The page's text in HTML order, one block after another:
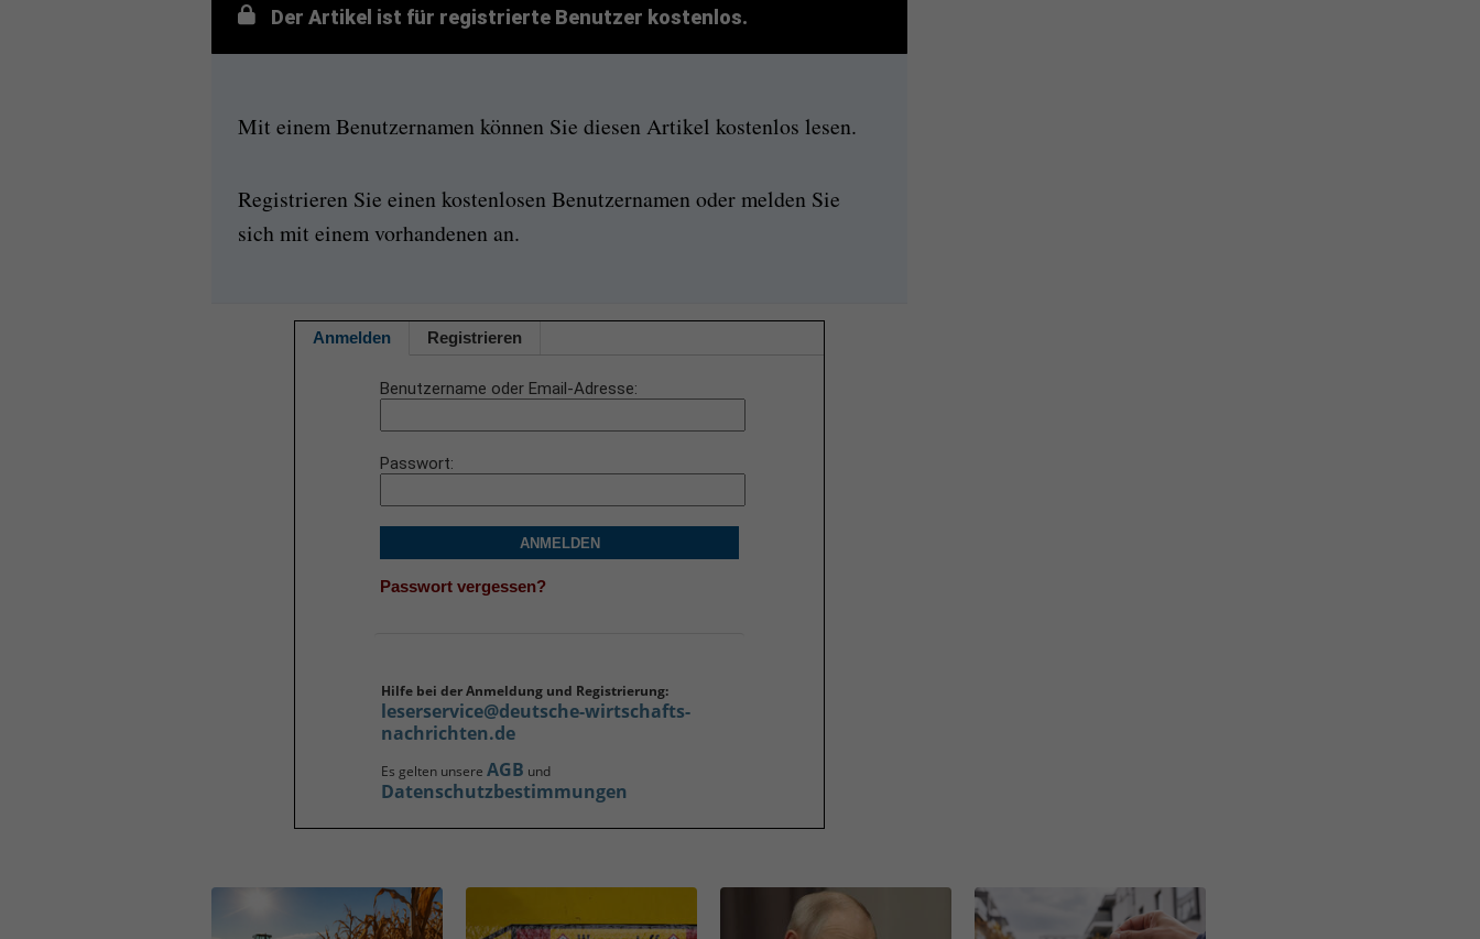
Der Artikel ist für registrierte Benutzer kostenlos.
Mit einem Benutzernamen können Sie diesen Artikel kostenlos lesen.
Registrieren Sie einen kostenlosen Benutzernamen oder melden Sie
sich mit einem vorhandenen an.
Anmelden Registrieren
Benutzername oder Email-Adresse
Passwort
ANMELDEN
Passwort vergessen?
Hilfe bei der Anmeldung und Registrierung:
leserservice@deutsche-wirtschafts-
nachrichten.de
Es gelten unsere AGB und
Datenschutzbestimmungen